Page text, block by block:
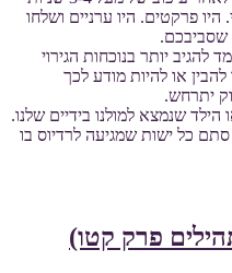
פרקטים. היו ערניים ושלחו
שסביבכם.
להגיב יותר בנוכחות הגירוי
או להיות מודע לכך
יתרחש.
שנמצא למולנו בידיים שלנו.
כל ישות שמגיעה לרדיוס בו
פרק קטו)